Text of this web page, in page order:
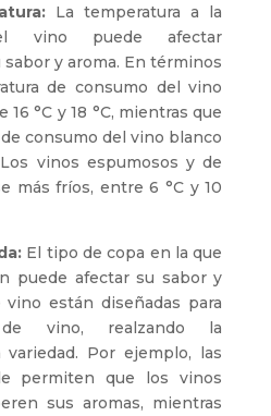
La temperatura a la
vino puede afectar
y aroma. En términos
de consumo del vino
°C y 18 °C, mientras que
consumo del vino blanco
vinos espumosos y de
más fríos, entre 6 °C y 10
El tipo de copa en la que
puede afectar su sabor y
vino están diseñadas para
vino, realzando la
variedad. Por ejemplo, las
permiten que los vinos
sus aromas, mientras